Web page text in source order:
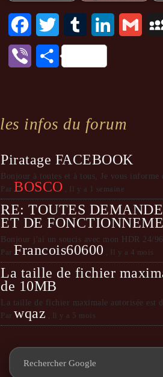
FacebookTwitter Tumblr LinkedIn
Viber Partager
les infos du forum
Piratage FACEBOOK
Bonjour à toutes et à tous, Je vous informe
Par BOSCO , Il y a 1 semaine
RE: TOUTES
ET DE
Bonjour j'ai un soucis avec mon HDR 24/
Par Francois60600 , Il y a 4 mois
La taille de fichier
de 10MB
La taille de fichier maximale autorisée est
Par wqaz , Il y a 5 mois